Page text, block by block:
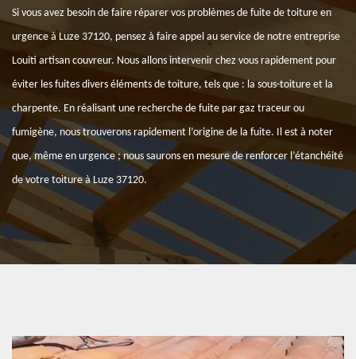
Si vous avez besoin de faire réparer vos problèmes de fuite de toiture en
urgence à Luze 37120, pensez à faire appel au service de notre entreprise
Louiti artisan couvreur. Nous allons intervenir chez vous rapidement pour
éviter les fuites divers éléments de toiture, tels que : la sous-toiture et la
charpente. En réalisant une recherche de fuite par gaz traceur ou
fumigène, nous trouverons rapidement l’origine de la fuite. Il est à noter
que, même en urgence ; nous saurons en mesure de renforcer l’étanchéité
de votre toiture à Luze 37120.